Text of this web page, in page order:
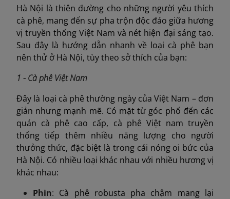
Hà Nội là thiên đường cho những người yêu thích
cà phê, mang đến sự pha trộn độc đáo giữa hương
vị truyền thống Việt Nam và nét hiện đại sáng tạo.
Sau đây là hướng dẫn nhanh về loại cà phê bạn
nên thử ở Hà Nội, tùy theo sở thích của bạn:
1 - Cà phê Việt Nam
Đây là loại cà phê thường ngày của Việt Nam – đơn
giản nhưng mạnh mẽ. Có mặt từ góc phố đến các
quán cà phê cao cấp, cà phê Việt nam truyền
thống tiếp thêm nhiều năng lượng cho người
thưởng thức, đặc biệt là trong cái nóng oi bức của
Hà Nội. Có nhiều loại khác nhau với nhiều hương vị
khác nhau:
Phin: Cà phê robusta pha chậm mang lại